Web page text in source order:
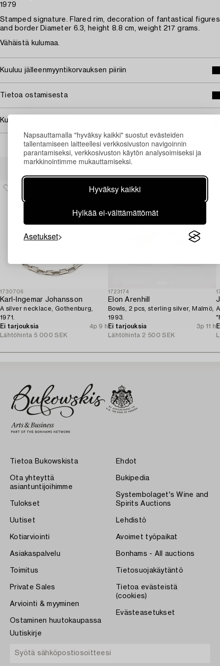
Napsauttamalla "hyväksy kaikki" suostut evästeiden
tallentamiseen laitteellesi verkkosivuston navigoinnin
parantamiseksi, verkkosivuston käytön analysoimiseksi ja
markkinointimme mukauttamiseksi.
Hyväksy kaikki
Hylkää ei-välttämättömät
Asetukset
1979
Stamped signature. Flared rim, decoration of fantastical figures
and border Diameter 6.3, height 8.8 cm, weight 217 grams.
Vähäistä kulumaa.
Kuuluu jälleenmyyntikorvauksen piiriin
Tietoa ostamisesta
Kuvan käyttöoikeudet
Muiden katsomia kohteita
1730706
Karl-Ingemar Johansson
A silver necklace, Gothenburg,
1971.
Ei tarjouksia
4p 9 h
Lähtöhinta 5 000 SEK
1723174
Elon Arenhill
Bowls, 2 pcs, sterling silver, Malmö,
1993.
Ei tarjouksia
3p 11 h
Lähtöhinta 2 500 SEK
Tietoa Bukowskista
Ota yhteyttä
asiantuntijoihimme
Tulokset
Uutiset
Kotiarviointi
Asiakaspalvelu
Toimitus
Private Sales
Arviointi & myyminen
Ostaminen huutokaupassa
Ehdot
Bukipedia
Systembolaget's Wine and
Spirits Auctions
Lehdistö
Avoimet työpaikat
Bonhams - All auctions
Tietosuojakäytäntö
Tietoa evästeistä
(cookies)
Evästeasetukset
Uutiskirje